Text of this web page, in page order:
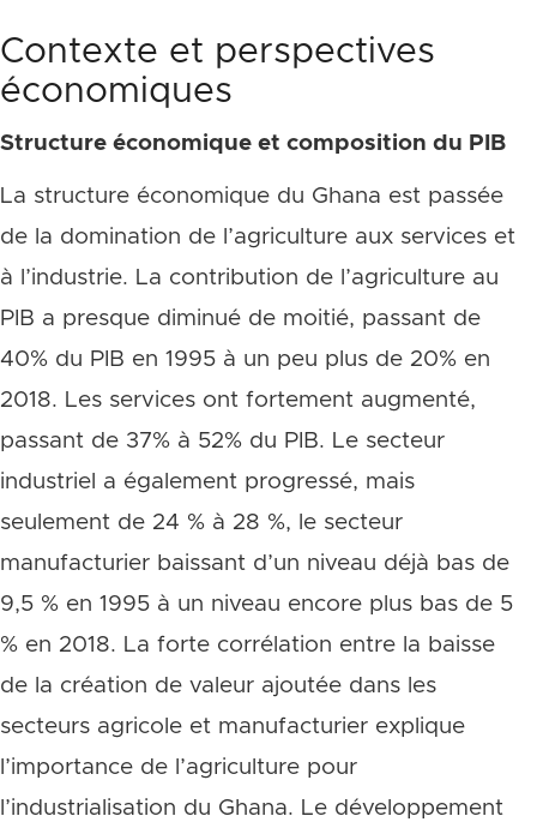
Contexte et perspectives
économiques
Structure économique et composition du PIB
La structure économique du Ghana est passée
de la domination de l’agriculture aux services et
à l’industrie. La contribution de l’agriculture au
PIB a presque diminué de moitié, passant de
40% du PIB en 1995 à un peu plus de 20% en
2018. Les services ont fortement augmenté,
passant de 37% à 52% du PIB. Le secteur
industriel a également progressé, mais
seulement de 24 % à 28 %, le secteur
manufacturier baissant d’un niveau déjà bas de
9,5 % en 1995 à un niveau encore plus bas de 5
% en 2018. La forte corrélation entre la baisse
de la création de valeur ajoutée dans les
secteurs agricole et manufacturier explique
l’importance de l’agriculture pour
l’industrialisation du Ghana. Le développement